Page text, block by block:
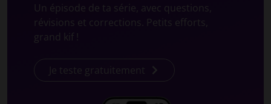
Un épisode de ta série, avec questions,
révisions et corrections. Petits efforts,
grand kif !
Je teste gratuitement